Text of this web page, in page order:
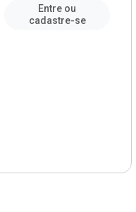
Entre ou
cadastre-se